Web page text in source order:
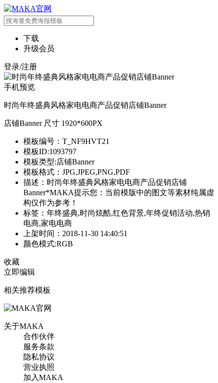
下载
升级会员
登录/注册
手机预览
时尚年终盛典风格家电电商产品促销店铺Banner
店铺Banner 尺寸 1920*600PX
模板编号：T_NF9HVT21
模板ID:1093797
模板类型:店铺Banner
模板格式：JPG,JPEG,PNG,PDF
描述：时尚年终盛典风格家电电商产品促销店铺
Banner*MAKA提示您：当前模版中的图文等素材纯属虚
构仅作为参考！
标签：年终盛典,时尚炫酷,红色背景,年终促销活动,热销
电商,家电电商
上架时间：2018-11-30 14:40:51
颜色模式:RGB
收藏
立即编辑
相关推荐模板
关于MAKA
合作伙伴
服务条款
隐私协议
营业执照
加入MAKA